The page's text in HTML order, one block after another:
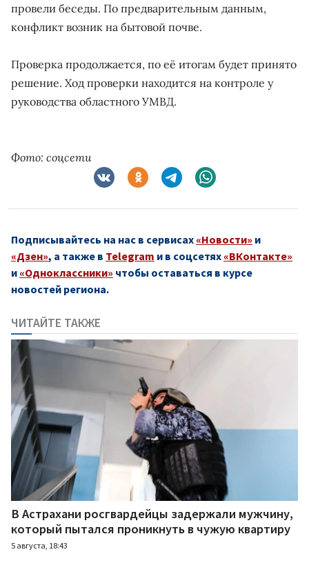
провели беседы. По предварительным данным,
конфликт возник на бытовой почве.
Проверка продолжается, по её итогам будет принято
решение. Ход проверки находится на контроле у
руководства областного УМВД.
Фото: соцсети
Подписывайтесь на нас в сервисах «Новости» и
«Дзен», а также в Telegram и в соцсетях «ВКонтакте»
и «Одноклассники» чтобы оставаться в курсе
новостей региона.
ЧИТАЙТЕ ТАКЖЕ
В Астрахани росгвардейцы задержали мужчину,
который пытался проникнуть в чужую квартиру
5 августа, 18:43